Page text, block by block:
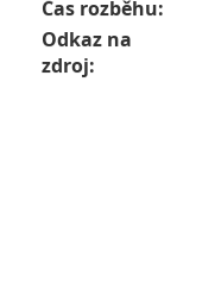
Čas rozběhu:
Odkaz na
zdroj: